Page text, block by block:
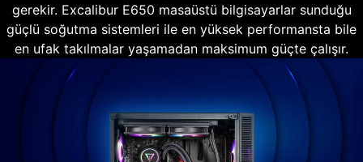
gerekir. Excalibur E650 masaüstü bilgisayarlar sunduğu
güçlü soğutma sistemleri ile en yüksek performansta bile
en ufak takılmalar yaşamadan maksimum güçte çalışır.